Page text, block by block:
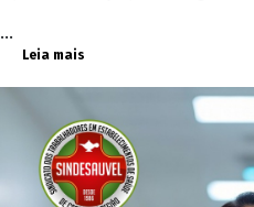
...
Leia mais